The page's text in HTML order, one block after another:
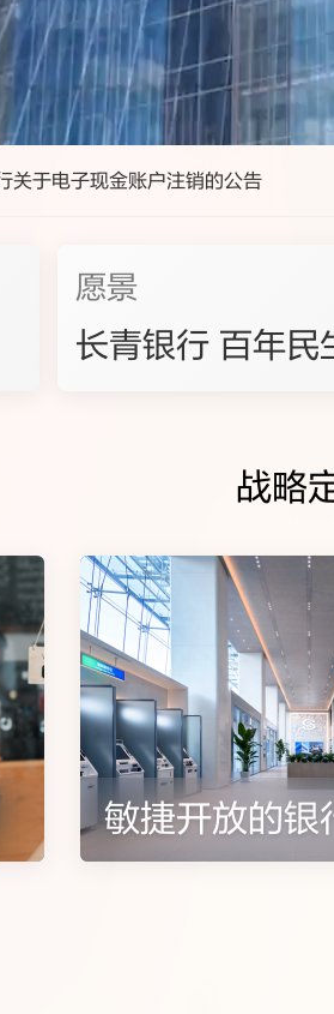
关于电子现金账户注销的公告
愿景
长青银行 百年民
战略
敏捷开放的银
2024、2025连续两年
续入选中国人民银行和国家金融监督
将民企服务作为全行战略重点，致
小微金融